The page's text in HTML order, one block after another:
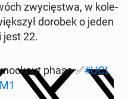
zwycięst­wa, w kole­
dorobek o jeden
jest 22.
phase ✅#UCL